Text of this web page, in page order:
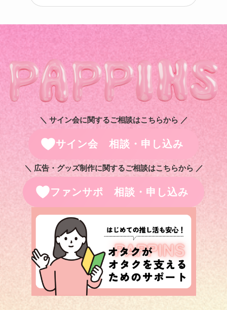
＼ サイン会に関するご相談はこちらから ／
サイン会 相談・申し込み
＼ 広告・グッズ制作に関するご相談はこちらから ／
ファンサポ 相談・申し込み